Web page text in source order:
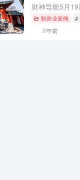
制造业新闻 #
2年前